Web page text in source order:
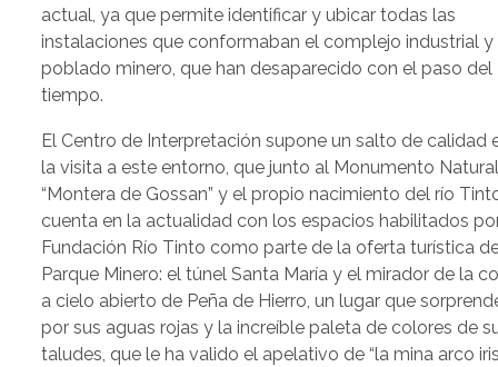
actual, ya que permite identificar y ubicar todas las
instalaciones que conformaban el complejo industrial y
poblado minero, que han desaparecido con el paso del
tiempo.
El Centro de Interpretación supone un salto de calidad
la visita a este entorno, que junto al Monumento
“Montera de Gossan” y el propio nacimiento del río
cuenta en la actualidad con los espacios habilitados
Fundación Río Tinto como parte de la oferta turística
Parque Minero: el túnel Santa María y el mirador de la
a cielo abierto de Peña de Hierro, un lugar que
por sus aguas rojas y la increíble paleta de colores de
taludes, que le ha valido el apelativo de “la mina arco